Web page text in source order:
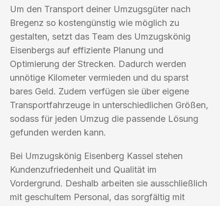
Um den Transport deiner Umzugsgüter nach
Bregenz so kostengünstig wie möglich zu
gestalten, setzt das Team des Umzugskönig
Eisenbergs auf effiziente Planung und
Optimierung der Strecken. Dadurch werden
unnötige Kilometer vermieden und du sparst
bares Geld. Zudem verfügen sie über eigene
Transportfahrzeuge in unterschiedlichen Größen,
sodass für jeden Umzug die passende Lösung
gefunden werden kann.
Bei Umzugskönig Eisenberg Kassel stehen
Kundenzufriedenheit und Qualität im
Vordergrund. Deshalb arbeiten sie ausschließlich
mit geschultem Personal, das sorgfältig mit